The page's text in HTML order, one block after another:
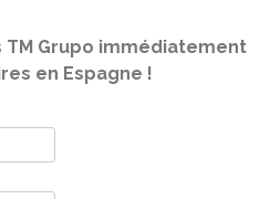
Grupo immédiatement
en Espagne !